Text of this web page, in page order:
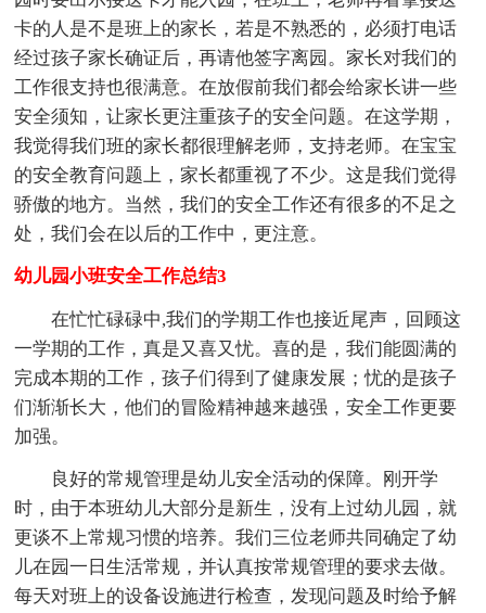
卡的人是不是班上的家长，若是不熟悉的，必须打电话
经过孩子家长确证后，再请他签字离园。家长对我们的
工作很支持也很满意。在放假前我们都会给家长讲一些
安全须知，让家长更注重孩子的安全问题。在这学期，
我觉得我们班的家长都很理解老师，支持老师。在宝宝
的安全教育问题上，家长都重视了不少。这是我们觉得
骄傲的地方。当然，我们的安全工作还有很多的不足之
处，我们会在以后的工作中，更注意。
幼儿园小班安全工作总结3
在忙忙碌碌中,我们的学期工作也接近尾声，回顾这
一学期的工作，真是又喜又忧。喜的是，我们能圆满的
完成本期的工作，孩子们得到了健康发展；忧的是孩子
们渐渐长大，他们的冒险精神越来越强，安全工作更要
加强。
良好的常规管理是幼儿安全活动的保障。刚开学
时，由于本班幼儿大部分是新生，没有上过幼儿园，就
更谈不上常规习惯的培养。我们三位老师共同确定了幼
儿在园一日生活常规，并认真按常规管理的要求去做。
每天对班上的设备设施进行检查，发现问题及时给予解